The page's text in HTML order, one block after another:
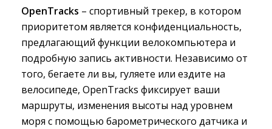
OpenTracks – спортивный трекер, в котором
приоритетом является конфиденциальность,
предлагающий функции велокомпьютера и
подробную запись активности. Независимо от
того, бегаете ли вы, гуляете или ездите на
велосипеде, OpenTracks фиксирует ваши
маршруты, изменения высоты над уровнем
моря с помощью барометрического датчика и